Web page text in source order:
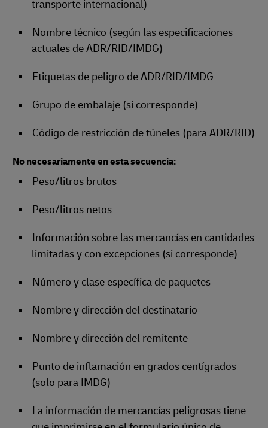
transporte internacional)
Nombre técnico (según las especificaciones
actuales de ADR/RID/IMDG)
Etiquetas de peligro de ADR/RID/IMDG
Grupo de embalaje (si corresponde)
Código de restricción de túneles (para ADR/RID)
No necesariamente en esta secuencia:
Peso/litros brutos
Peso/litros netos
Información sobre las mercancías en cantidades
limitadas y con excepciones (si corresponde)
Número y clase específica de paquetes
Nombre y dirección del destinatario
Nombre y dirección del remitente
Punto de inflamación en grados centígrados
(solo para IMDG)
La información de mercancías peligrosas tiene